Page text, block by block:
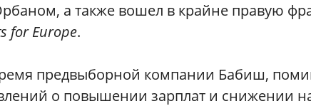
а также вошел в крайне правую
for Europe.
предвыборной компании Бабиш,
о повышении зарплат и снижении